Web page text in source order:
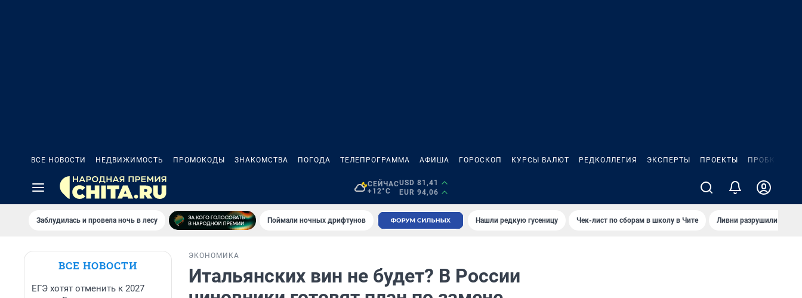
ВСЕ НОВОСТИ НЕДВИЖИМОСТЬ ПРОМОКОДЫ ЗНАКОМСТВА ПОГОДА ТЕЛЕПРОГРАММА АФИША ГОРОСКОП КУРСЫ ВАЛЮТ РЕДКОЛЛЕГИЯ ЭКСПЕРТЫ ПРОЕКТЫ ПРОБКИ
СЕЙЧАС
+12°C
USD 81,41
EUR 94,06
Заблудилась и провела ночь в лесу Поймали ночных дрифтунов Нашли редкую гусеницу Чек-лист по сборам в школу в Чите Ливни разрушили
ВСЕ НОВОСТИ
ЕГЭ хотят отменить к 2027
ЭКОНОМИКА
Итальянских вин не будет? В России